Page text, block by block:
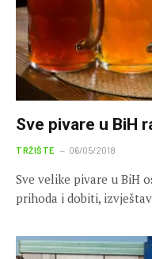
Sve pivare u BiH
TRŽIŠTE 06/05/2018
Sve velike pivare u BiH
prihoda i dobiti,